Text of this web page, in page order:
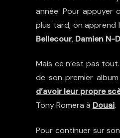
année. Pour appuyer
plus tard, on apprend
Bellecour, Damien N-
Mais ce n’est pas
de son premier
d’avoir leur propre
Tony Romera à Douai.
Pour continuer sur